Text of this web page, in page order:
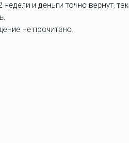
и деньги точно вернут, так
не прочитано.